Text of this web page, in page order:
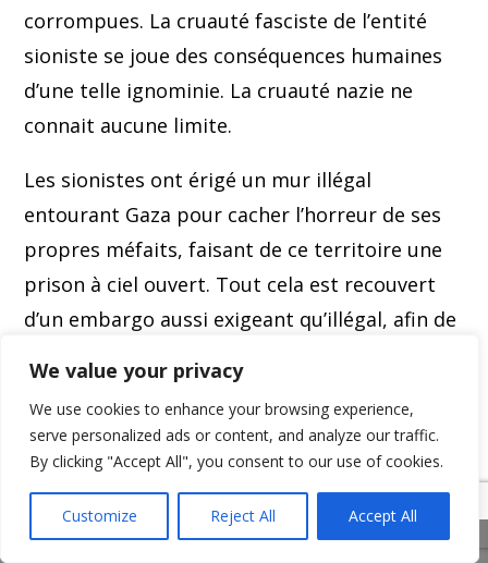
We value your privacy
We use cookies to enhance your browsing experience,
serve personalized ads or content, and analyze our traffic.
By clicking "Accept All", you consent to our use of cookies.
Customize Reject All Accept All
corrompues. La cruauté fasciste de l’entité
sioniste se joue des conséquences humaines
d’une telle ignominie. La cruauté nazie ne
connait aucune limite.
Les sionistes ont érigé un mur illégal
entourant Gaza pour cacher l’horreur de ses
propres méfaits, faisant de ce territoire une
prison à ciel ouvert. Tout cela est recouvert
d’un embargo aussi exigeant qu’illégal, afin de
Mais, comme si cela ne suffisait pas. Ce
territoire était enviable et représentait un
énorme potentiel. Les plages pittoresques,
idéalement situées, offrait une riviera
convoitée.
Share This